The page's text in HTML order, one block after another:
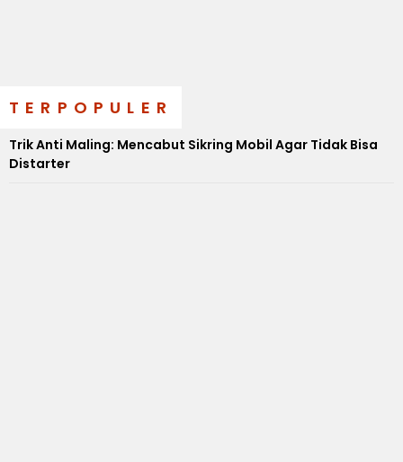
TERPOPULER
Trik Anti Maling: Mencabut Sikring Mobil Agar Tidak Bisa
Distarter